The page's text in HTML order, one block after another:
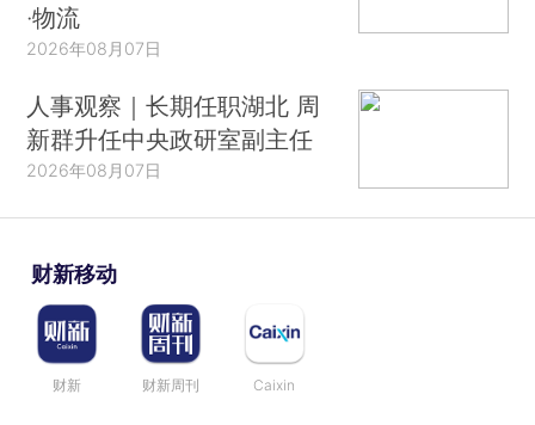
·物流
2026年08月07日
人事观察｜长期任职湖北 周
新群升任中央政研室副主任
2026年08月07日
财新移动
财新 财新周刊 Caixin